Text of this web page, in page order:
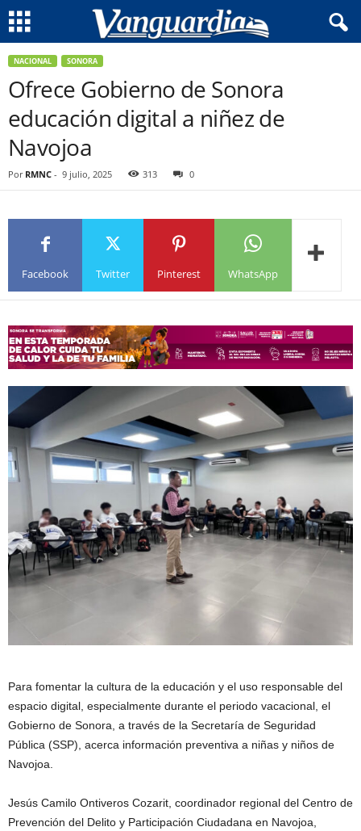
NACIONAL SONORA
Ofrece Gobierno de Sonora
educación digital a niñez de
Navojoa
Por RMNC - 9 julio, 2025 313 0
Facebook Twitter Pinterest WhatsApp
Para fomentar la cultura de la educación y el uso responsable del
espacio digital, especialmente durante el periodo vacacional, el
Gobierno de Sonora, a través de la Secretaría de Seguridad
Pública (SSP), acerca información preventiva a niñas y niños de
Navojoa.
Jesús Camilo Ontiveros Cozarit, coordinador regional del Centro de
Prevención del Delito y Participación Ciudadana en Navojoa,